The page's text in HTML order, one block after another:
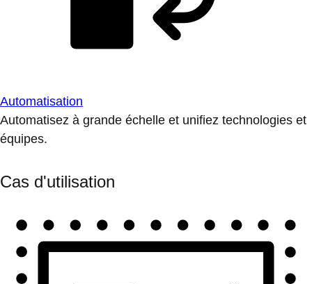
Automatisation
Automatisez à grande échelle et unifiez technologies et
équipes.
Cas d'utilisation